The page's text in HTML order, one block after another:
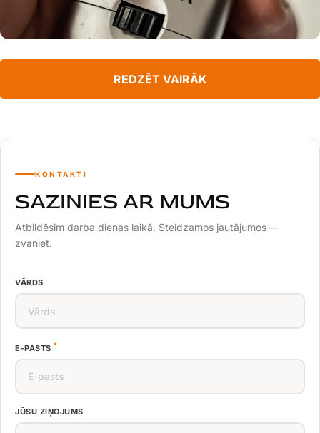
REDZĒT VAIRĀK
KONTAKTI
SAZINIES AR MUMS
Atbildēsim darba dienas laikā. Steidzamos jautājumos —
zvaniet.
VĀRDS
E-PASTS *
JŪSU ZIŅOJUMS